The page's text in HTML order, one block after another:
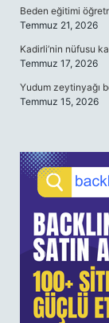
Beden eğitimi
Temmuz 21, 2026
Kadirli’nin nüfusu
Temmuz 17, 2026
Yudum zeytinyağı
Temmuz 15, 2026